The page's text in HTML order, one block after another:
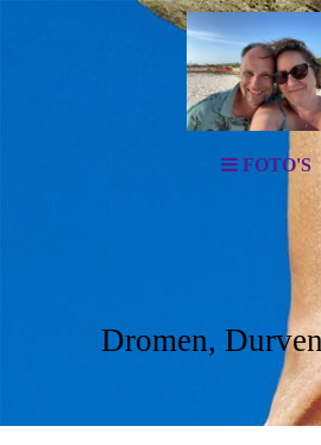
FOTO'S
Dromen,